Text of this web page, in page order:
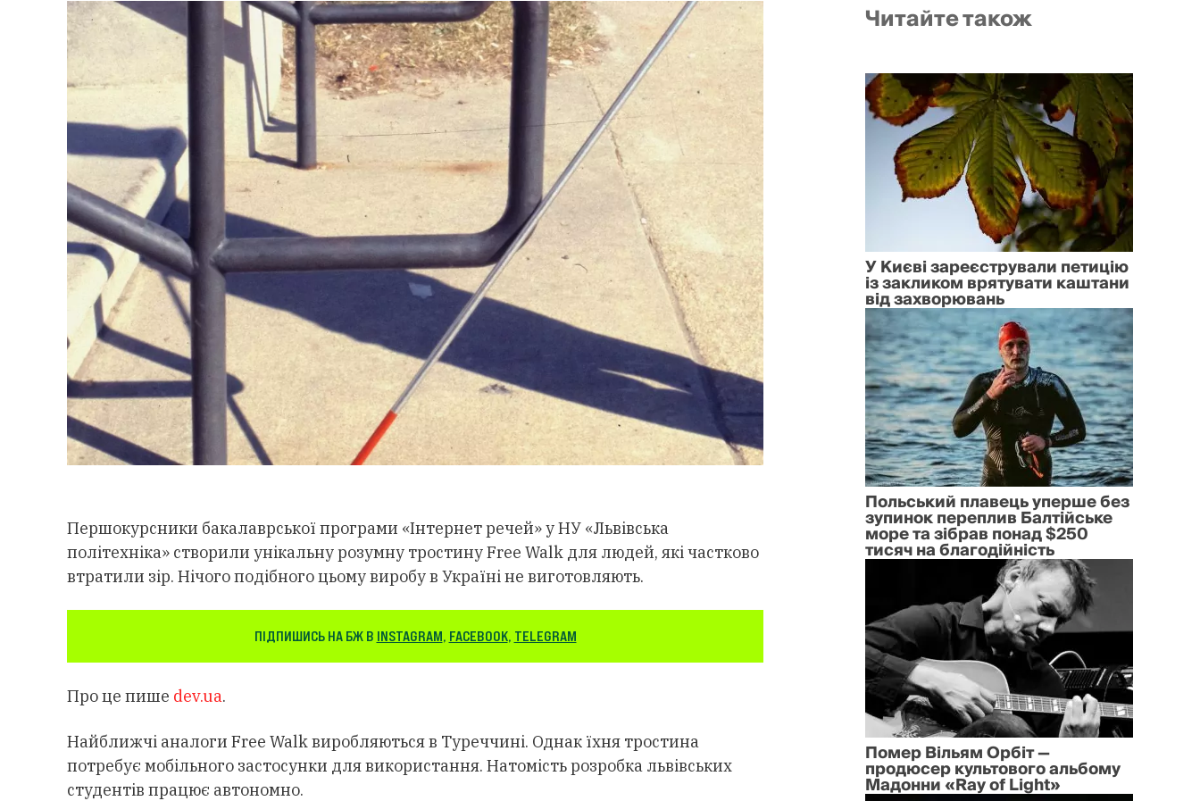
Першокурсники бакалаврської програми «Інтернет речей» у НУ «Львівська
політехніка» створили унікальну розумну тростину Free Walk для людей, які частково
втратили зір. Нічого подібного цьому виробу в Україні не виготовляють.
ПІДПИШИСЬ НА БЖ В INSTAGRAM, FACEBOOK, TELEGRAM
Про це пише dev.ua.
Найближчі аналоги Free Walk виробляються в Туреччині. Однак їхня тростина
потребує мобільного застосунки для використання. Натомість розробка львівських
студентів працює автономно.
Читайте також
У Києві зареєстрували петицію
із закликом врятувати каштани
від захворювань
Польський плавець уперше без
зупинок переплив Балтійське
море та зібрав понад $250
тисяч на благодійність
Помер Вільям Орбіт —
продюсер культового альбому
Мадонни «Ray of Light»